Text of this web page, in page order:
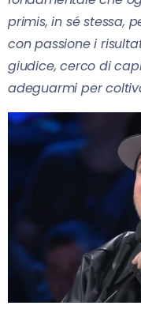
primis, in sé stessa,
con passione i
giudice, cerco di
adeguarmi per